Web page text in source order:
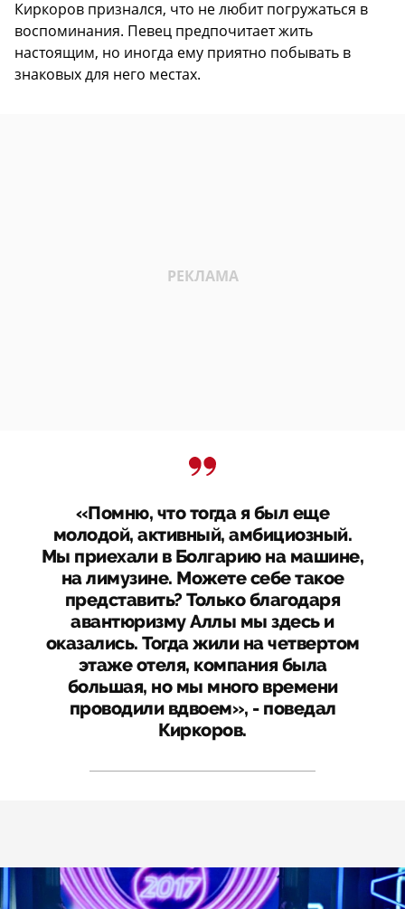
Киркоров признался, что не любит погружаться в
воспоминания. Певец предпочитает жить
настоящим, но иногда ему приятно побывать в
знаковых для него местах.
«Помню, что тогда я был еще
молодой, активный, амбициозный.
Мы приехали в Болгарию на машине,
на лимузине. Можете себе такое
представить? Только благодаря
авантюризму Аллы мы здесь и
оказались. Тогда жили на четвертом
этаже отеля, компания была
большая, но мы много времени
проводили вдвоем», - поведал
Киркоров.